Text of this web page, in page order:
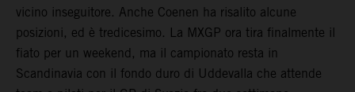
vicino inseguitore. Anche Coenen ha risalito alcune
posizioni, ed è tredicesimo. La MXGP ora tira finalmente il
fiato per un weekend, ma il campionato resta in
Scandinavia con il fondo duro di Uddevalla che attende